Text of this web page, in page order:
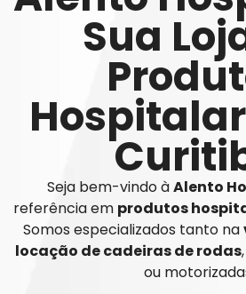
Sua
Seja bem-vindo àAlento
referência em produtos
Somos especializados tanto na
locação de cadeiras de rodas
ou